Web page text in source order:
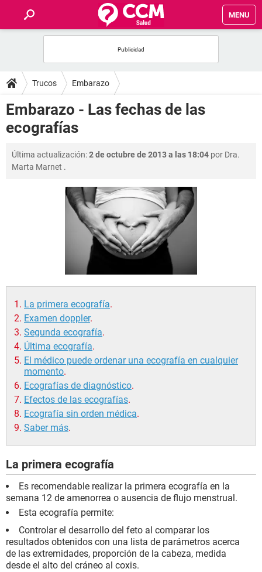
MENU
FOROS
SALUD
FAMILIA
NUTRICIÓN
Trucos Embarazo
Embarazo - Las fechas de las
ecografías
Última actualización:2 de octubre de 2013 a las 18:04 por Dra.
Marta Marnet .
La primera ecografía.
Examen doppler.
Segunda ecografía.
Última ecografía.
El médico puede ordenar una ecografía en cualquier
momento.
Ecografías de diagnóstico.
Efectos de las ecografías.
Ecografía sin orden médica.
Saber más.
La primera ecografía
Es recomendable realizar la primera ecografía en la
semana 12 de amenorrea o ausencia de flujo menstrual.
Esta ecografía permite:
Controlar el desarrollo del feto al comparar los
resultados obtenidos con una lista de parámetros acerca
de las extremidades, proporción de la cabeza, medida
desde el alto del cráneo al coxis.